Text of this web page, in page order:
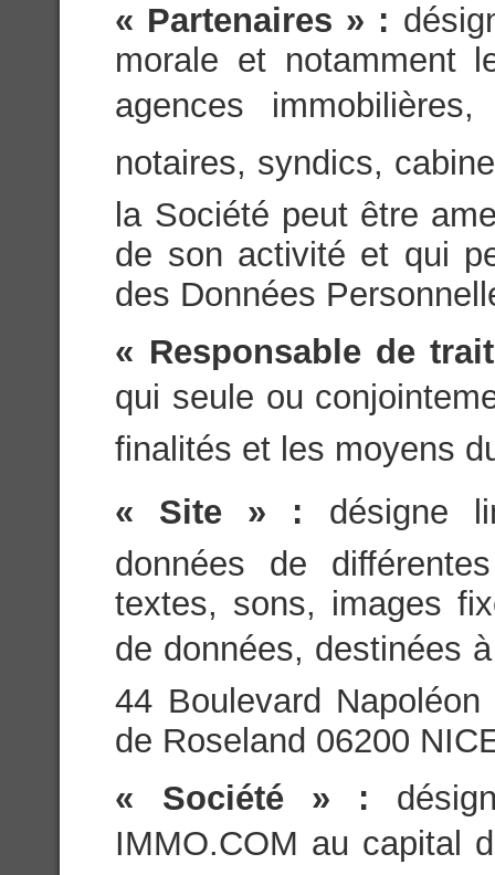
« Partenaires » :
morale et notamment
agences
notaires, syndics,
la Société peut être
de son activité et qui
des Données
« Responsable de
qui seule ou
finalités et les moyens
« Site » : désigne
données de
textes, sons, images
de données, destinées
44 Boulevard
de Roseland 06200
« Société » :
IMMO.COM au capital